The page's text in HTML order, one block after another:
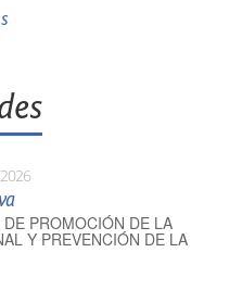
PROMOCIÓN DE LA
Y PREVENCIÓN DE LA